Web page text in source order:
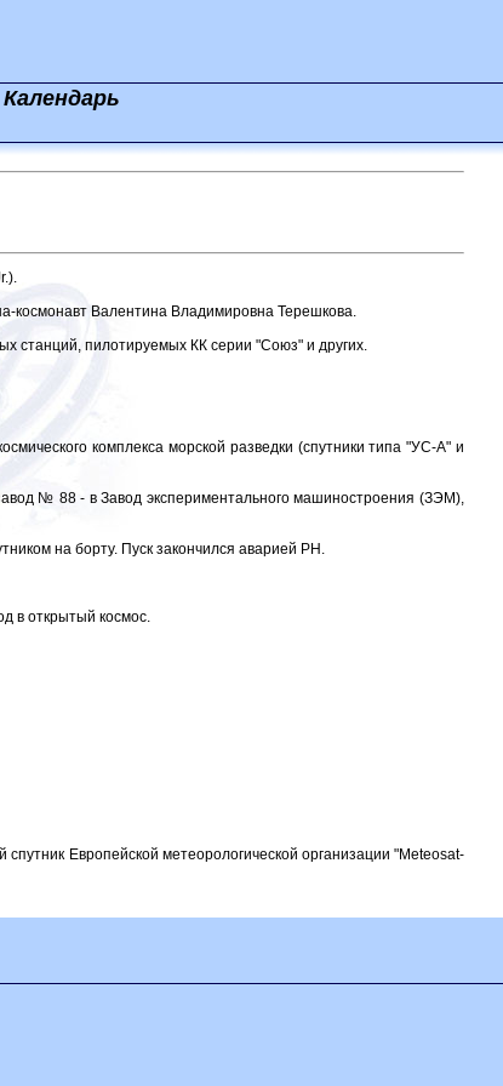
Календарь
космонавт Валентина Владимировна Терешкова.
станций, пилотируемых КК серии "Союз" и других.
комплекса морской разведки (спутники типа "УС-А" и
№ 88 - в Завод экспериментального машиностроения (ЗЭМ),
на борту. Пуск закончился аварией РН.
в открытый космос.
Европейской метеорологической организации "Meteosat-